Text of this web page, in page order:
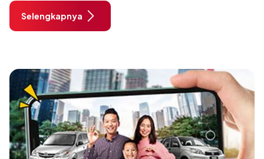
Bergabunglah dalam #DaihatsuDressUpeChallenge, ajang
tahunan spektakuler ba
Selengkapnya